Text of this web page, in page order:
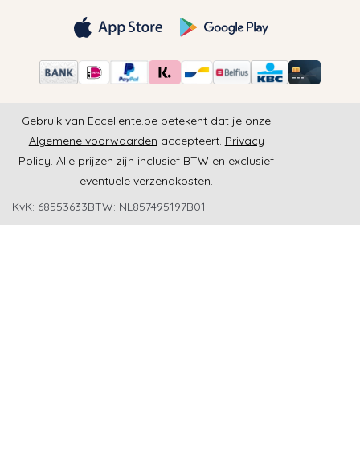
Gebruik van Eccellente.be betekent dat je onze
Algemene voorwaarden accepteert. Privacy
Policy. Alle prijzen zijn inclusief BTW en exclusief
eventuele verzendkosten.
KvK: 68553633BTW: NL857495197B01